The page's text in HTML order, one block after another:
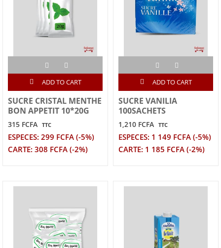
ADD TO CART
SUCRE CRISTAL MENTHE
BON APPETIT 10*20G
315 FCFA TTC
ESPECES: 299 FCFA (-5%)
CARTE: 308 FCFA (-2%)
ADD TO CART
SUCRE VANILIA
100SACHETS
1,210 FCFA TTC
ESPECES: 1 149 FCFA (-5%)
CARTE: 1 185 FCFA (-2%)